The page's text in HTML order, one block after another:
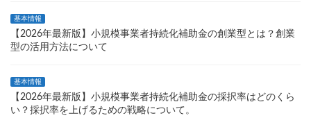
基本情報
【2026年最新版】小規模事業者持続化補助金の創業型とは？創業
型の活用方法について
基本情報
【2026年最新版】小規模事業者持続化補助金の採択率はどのくら
い？採択率を上げるための戦略について。